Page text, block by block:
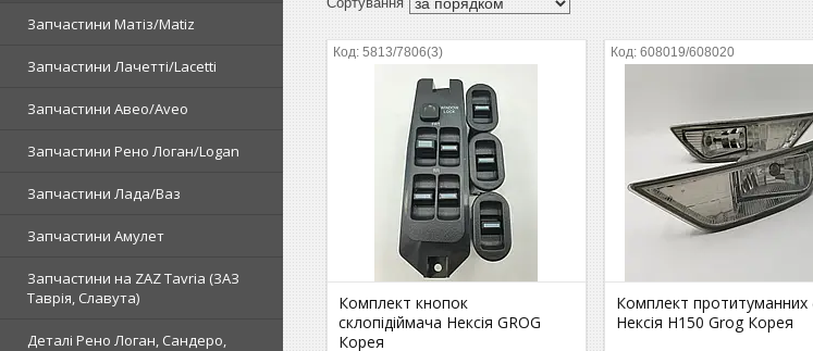
Запчастини Матіз/Matiz
Запчастини Лачетті/Lacetti
Запчастини Авео/Aveo
Запчастини Рено Логан/Logan
Запчастини Лада/Ваз
Запчастини Амулет
Запчастини на ZAZ Tavria (ЗАЗ
Таврія, Славута)
Деталі Рено Логан, Сандеро,
5813/7806(3)
Комплект кнопок
склопідіймача Нексія GROG
Корея
608019/608020
Комплект протитуманних
Нексія Н150 Grog Корея